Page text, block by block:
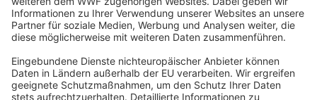
Justiz Berlin, Az: 3416/976/2
Umsatzsteuer-Identifikationsnummer: DE 114236103
Freistellungsbescheid: Als gemeinnützige Körperschaft befreit
von der Körperschaftssteuer gem. §5 I 9 KStg. unter der
Steuernummer 27/641/09321